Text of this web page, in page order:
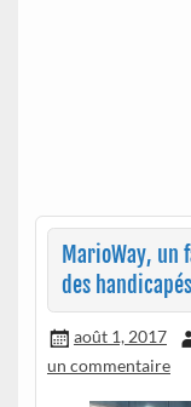
MarioWay,
des
août 1, 2017
un commentaire